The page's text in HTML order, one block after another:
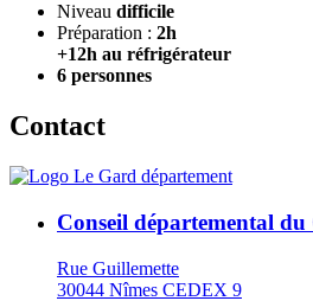
Niveau difficile
Préparation : 2h
+12h au réfrigérateur
6 personnes
Contact
Conseil départemental
Rue Guillemette
30044 Nîmes CEDEX 9